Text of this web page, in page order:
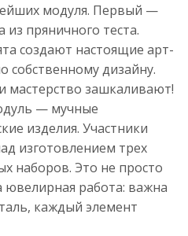
модуля. Первый —
из пряничного теста.
создают настоящие арт-
собственному дизайну.
мастерство зашкаливают!
— мучные
изделия. Участники
изготовлением трех
наборов. Это не просто
ювелирная работа: важна
каждый элемент